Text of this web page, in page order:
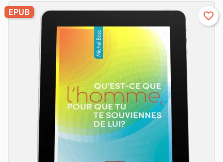
EPUB favorite_border